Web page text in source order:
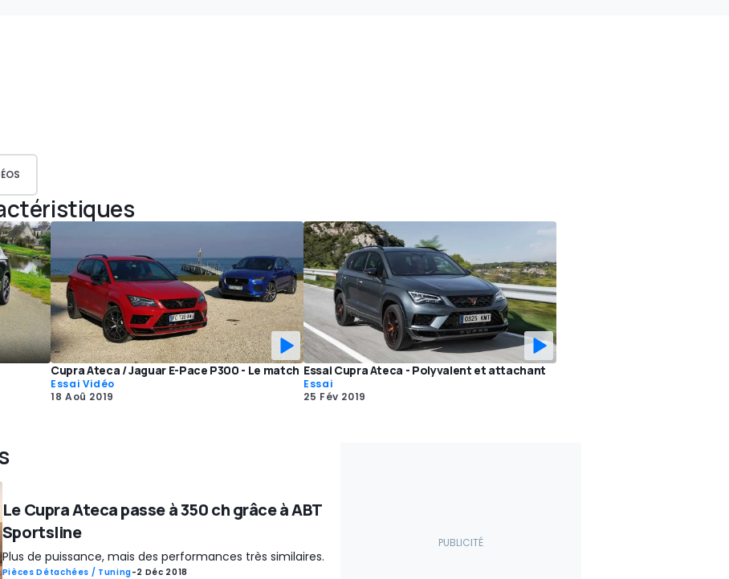
Cupra Ateca / Jaguar E-Pace P300 - Le match
Essai Vidéo
18 Aoû 2019
Essai Cupra Ateca - Polyvalent et attachant
Essai
25 Fév 2019
Le Cupra Ateca passe à 350 ch grâce à ABT
Sportsline
Plus de puissance, mais des performances très similaires.
Pièces Détachées / Tuning-2 Déc 2018